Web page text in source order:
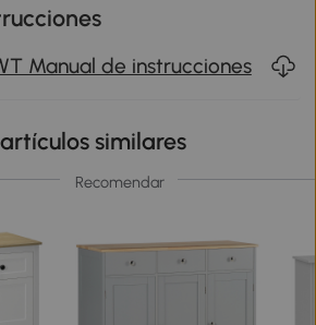
Manual de instrucciones
similares
Recomendar